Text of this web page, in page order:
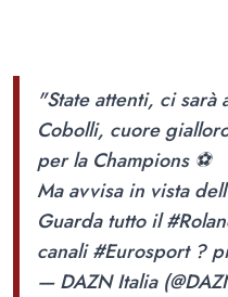
"State attenti, ci sarà
Cobolli, cuore
per la Champions ⚽
Ma avvisa in vista
Guarda tutto il
canali#Eurosport?
— DAZN Italia